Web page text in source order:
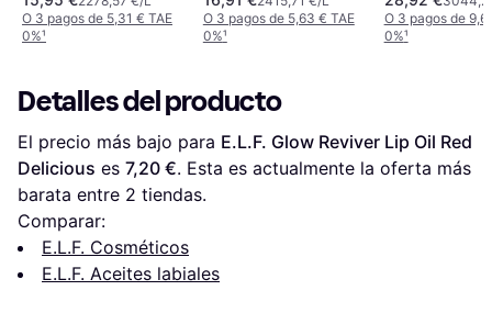
O 3 pagos de 5,31 € TAE
0%¹
O 3 pagos de 5,63 € TAE
0%¹
O 3 pagos de
0%¹
Detalles del producto
El precio más bajo para E.L.F. Glow Reviver Lip Oil Red
Delicious es 7,20 €. Esta es actualmente la oferta más
barata entre 2 tiendas.
Comparar:
E.L.F. Cosméticos
E.L.F. Aceites labiales